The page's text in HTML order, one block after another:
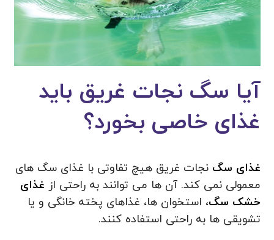
آیا سگ نجات غریق باید
غذای خاصی بخورد؟
غذای سگ نجات غریق هیچ تفاوتی با غذای سگ های
معمولی نمی کند. آن ها می توانند به راحتی از غذای
خشک سگ، استخوان ها، غذاهای پخته خانگی و یا
تشویقی ها به راحتی استفاده کنند.